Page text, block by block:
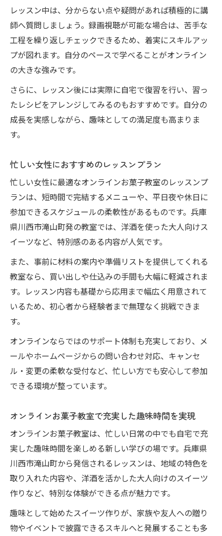
レッスン中は、分からない点や疑問があれば積極的に講
師へ質問しましょう。録画視聴が可能な場合は、苦手な
工程を繰り返しチェックできるため、着実にスキルアッ
プが図れます。自分のペースで学べることがオンライン
の大きな強みです。
さらに、レッスン後には実際に自宅で復習を行い、習っ
たレシピをアレンジしてみるのもおすすめです。自分の
成長を実感しながら、趣味としての満足度も高まりま
す。
忙しい女性におすすめのレッスンプラン
忙しい女性に最適なオンラインお菓子教室のレッスンプ
ランは、短時間で完結するメニューや、平日夜や休日に
参加できるスケジュールの柔軟性があるものです。兵庫
県川西市滝山町発の教室では、洋酒を使った大人向けス
イーツなど、特別感のある内容が人気です。
また、事前に材料の案内や準備リストを提供してくれる
教室なら、買い出しや仕込みの手間も大幅に軽減されま
す。レッスン内容も基礎から応用まで幅広く用意されて
いるため、初心者から経験者まで無理なく挑戦できま
す。
オンラインならではのサポート体制も充実しており、メ
ールやホームページからの問い合わせ対応、キャンセ
ル・変更の柔軟な受付など、忙しい方でも安心して参加
できる環境が整っています。
オンラインお菓子教室で充実した趣味時間を実現
オンラインお菓子教室は、忙しい日常の中でも自宅で充
実した趣味時間を楽しめる新しい学びの場です。兵庫県
川西市滝山町から発信されるレッスンは、地域の特色を
取り入れた内容や、洋酒を活かした大人向けのスイーツ
作りなど、特別な体験ができる点が魅力です。
趣味として始めたスイーツ作りが、家族や友人への贈り
物やイベントで披露できるスキルへと発展することも多